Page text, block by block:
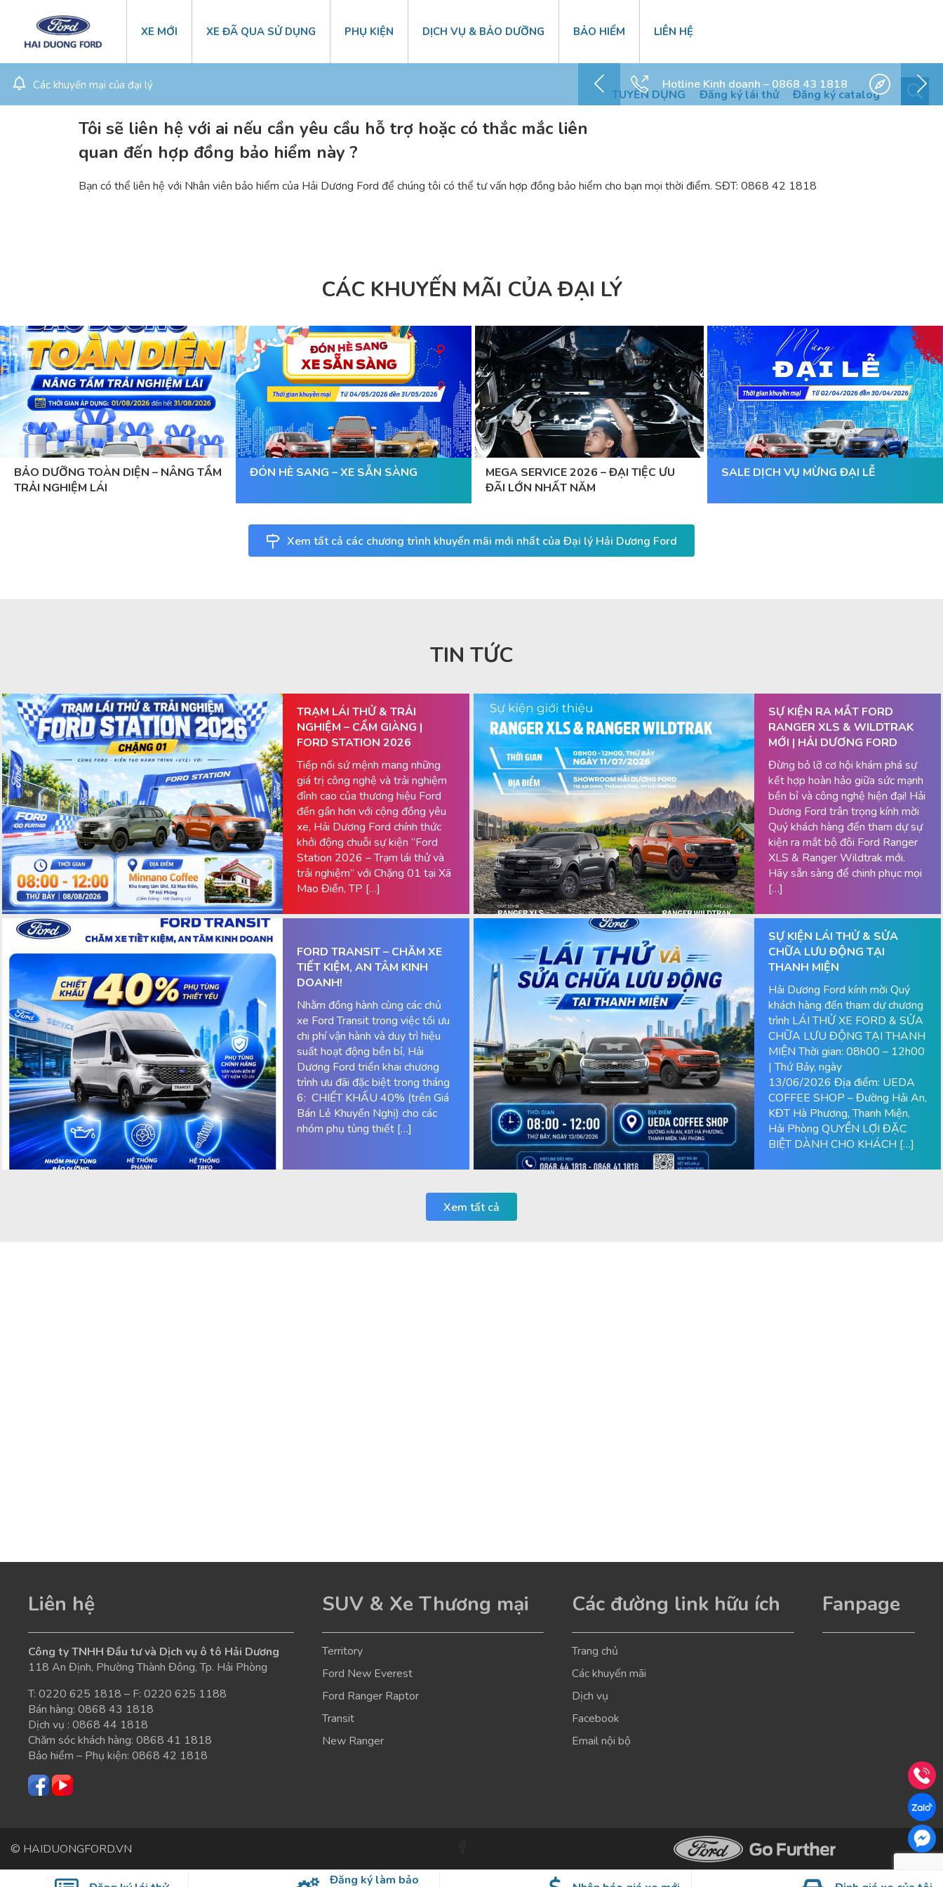
XE MỚI XE ĐÃ QUA SỬ DỤNG PHỤ KIỆN DỊCH VỤ & BẢO DƯỠNG BẢO HIỂM LIÊN HỆ
TUYỂN DỤNG Đăng ký lái thử Đăng ký catalog
Các khuyến mại của đại lý Hotline Kinh doanh – 0868 43 1818
Tôi sẽ liên hệ với ai nếu cần yêu cầu hỗ trợ hoặc có thắc mắc liên
quan đến hợp đồng bảo hiểm này ?
Bạn có thể liên hệ với Nhân viên bảo hiểm của Hải Dương Ford để chúng tôi có thể tư vấn hợp đồng bảo hiểm cho bạn mọi thời điểm. SĐT: 0868 42 1818
CÁC KHUYẾN MÃI CỦA ĐẠI LÝ
BẢO DƯỠNG TOÀN DIỆN – NÂNG TẦM
TRẢI NGHIỆM LÁI
ĐÓN HÈ SANG – XE SẴN SÀNG
MEGA SERVICE 2026 – ĐẠI TIỆC ƯU
ĐÃI LỚN NHẤT NĂM
SALE DỊCH VỤ MỪNG ĐẠI LỄ
Xem tất cả các chương trình khuyến mãi mới nhất của Đại lý Hải Dương Ford
TIN TỨC
TRẠM LÁI THỬ & TRẢI
NGHIỆM – CẨM GIÀNG |
FORD STATION 2026
Tiếp nối sứ mệnh mang những
giá trị công nghệ và trải nghiệm
đỉnh cao của thương hiệu Ford
đến gần hơn với cộng đồng yêu
xe, Hải Dương Ford chính thức
khởi động chuỗi sự kiện “Ford
Station 2026 – Trạm lái thử và
trải nghiệm” với Chặng 01 tại Xã
Mao Điền, TP […]
SỰ KIỆN RA MẮT FORD
RANGER XLS & WILDTRAK
MỚI | HẢI DƯƠNG FORD
Đừng bỏ lỡ cơ hội khám phá sự
kết hợp hoàn hảo giữa sức mạnh
bền bỉ và công nghệ hiện đại! Hải
Dương Ford trân trọng kính mời
Quý khách hàng đến tham dự sự
kiện ra mắt bộ đôi Ford Ranger
XLS & Ranger Wildtrak mới.
Hãy sẵn sàng để chinh phục mọi
[…]
FORD TRANSIT – CHĂM XE
TIẾT KIỆM, AN TÂM KINH
DOANH!
Nhằm đồng hành cùng các chủ
xe Ford Transit trong việc tối ưu
chi phí vận hành và duy trì hiệu
suất hoạt động bền bỉ, Hải
Dương Ford triển khai chương
trình ưu đãi đặc biệt trong tháng
6: CHIẾT KHẤU 40% (trên Giá
Bán Lẻ Khuyến Nghị) cho các
nhóm phụ tùng thiết […]
SỰ KIỆN LÁI THỬ & SỬA
CHỮA LƯU ĐỘNG TẠI
THANH MIỆN
Hải Dương Ford kính mời Quý
khách hàng đến tham dự chương
trình LÁI THỬ XE FORD & SỬA
CHỮA LƯU ĐỘNG TẠI THANH
MIỆN Thời gian: 08h00 – 12h00
| Thứ Bảy, ngày
13/06/2026 Địa điểm: UEDA
COFFEE SHOP – Đường Hải An,
KĐT Hà Phương, Thanh Miện,
Hải Phòng QUYỀN LỢI ĐẶC
BIỆT DÀNH CHO KHÁCH […]
Xem tất cả
Liên hệ
Công ty TNHH Đầu tư và Dịch vụ ô tô Hải Dương
118 An Định, Phường Thành Đông, Tp. Hải Phòng
T: 0220 625 1818 – F: 0220 625 1188
Bán hàng: 0868 43 1818
Dịch vụ : 0868 44 1818
Chăm sóc khách hàng: 0868 41 1818
Bảo hiểm – Phụ kiện: 0868 42 1818
SUV & Xe Thương mại
Territory
Ford New Everest
Ford Ranger Raptor
Transit
New Ranger
Các đường link hữu ích
Trang chủ
Các khuyến mãi
Dịch vụ
Facebook
Email nội bộ
Fanpage
© HAIDUONGFORD.VN
Đăng ký làm bảo